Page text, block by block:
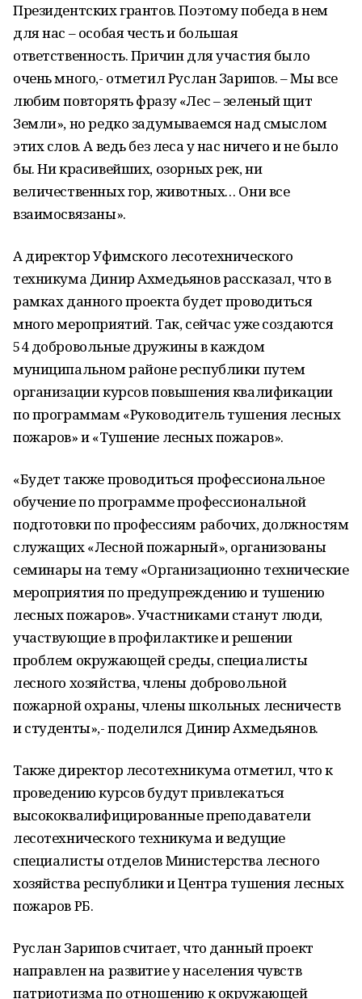
Президентских грантов. Поэтому победа в нем
для нас – особая честь и большая
ответственность. Причин для участия было
очень много,- отметил Руслан Зарипов. – Мы все
любим повторять фразу «Лес – зеленый щит
Земли», но редко задумываемся над смыслом
этих слов. А ведь без леса у нас ничего и не было
бы. Ни красивейших, озорных рек, ни
величественных гор, животных… Они все
взаимосвязаны».
А директор Уфимского лесотехнического
техникума Динир Ахмедьянов рассказал, что в
рамках данного проекта будет проводиться
много мероприятий. Так, сейчас уже создаются
54 добровольные дружины в каждом
муниципальном районе республики путем
организации курсов повышения квалификации
по программам «Руководитель тушения лесных
пожаров» и «Тушение лесных пожаров».
«Будет также проводиться профессиональное
обучение по программе профессиональной
подготовки по профессиям рабочих, должностям
служащих «Лесной пожарный», организованы
семинары на тему «Организационно технические
мероприятия по предупреждению и тушению
лесных пожаров». Участниками станут люди,
участвующие в профилактике и решении
проблем окружающей среды, специалисты
лесного хозяйства, члены добровольной
пожарной охраны, члены школьных лесничеств
и студенты»,- поделился Динир Ахмедьянов.
Также директор лесотехникума отметил, что к
проведению курсов будут привлекаться
высококвалифицированные преподаватели
лесотехнического техникума и ведущие
специалисты отделов Министерства лесного
хозяйства республики и Центра тушения лесных
пожаров РБ.
Руслан Зарипов считает, что данный проект
направлен на развитие у населения чувств
патриотизма по отношению к окружающей